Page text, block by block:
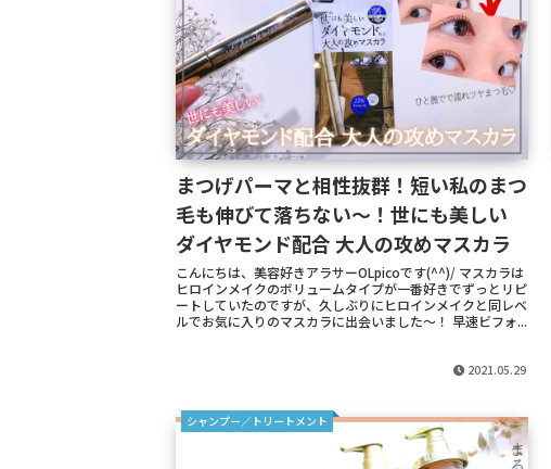
まつげパーマと相性抜群！短い私のまつ
毛も伸びて落ちない～！世にも美しい
ダイヤモンド配合 大人の攻めマスカラ
こんにちは、美容好きアラサーOLpicoです(^^)/ マスカラは
ヒロインメイクのボリュームタイプが一番好きでずっとリピ
ートしていたのですが、久しぶりにヒロインメイクと同レベ
ルでお気に入りのマスカラに出会いました〜！ 早速ビフォ...
2021.05.29
シャンプー／トリートメント